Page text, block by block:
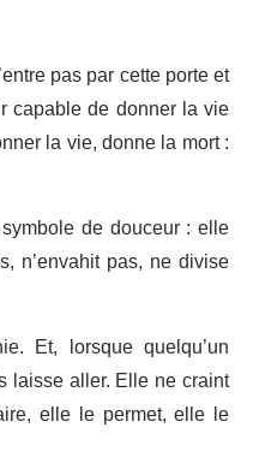
pas par cette porte et
capable de donner la vie
la vie, donne la mort :
de douceur : elle
n’envahit pas, ne divise
Et, lorsque quelqu’un
laisse aller. Elle ne craint
elle le permet, elle le